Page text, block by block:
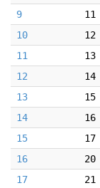
9
11
10
12
11
13
12
14
13
15
14
16
15
17
16
20
17
21